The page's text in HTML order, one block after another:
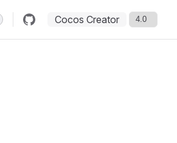
Cocos Creator